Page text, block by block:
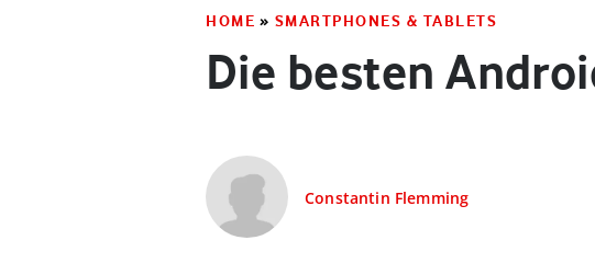
HOME » SMARTPHONES & TABLETS
Die besten
Constantin Flemming